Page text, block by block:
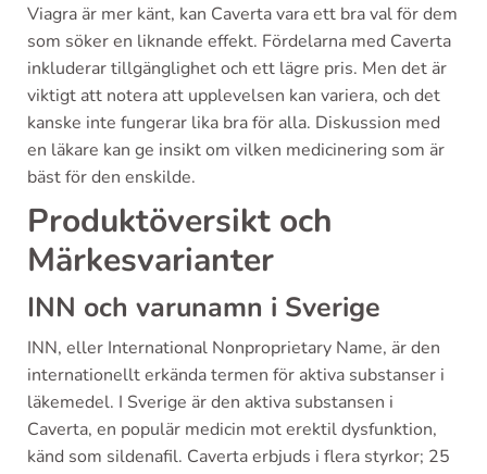
Viagra är mer känt, kan Caverta vara ett bra val för dem
som söker en liknande effekt. Fördelarna med Caverta
inkluderar tillgänglighet och ett lägre pris. Men det är
viktigt att notera att upplevelsen kan variera, och det
kanske inte fungerar lika bra för alla. Diskussion med
en läkare kan ge insikt om vilken medicinering som är
bäst för den enskilde.
Produktöversikt och
Märkesvarianter
INN och varunamn i Sverige
INN, eller International Nonproprietary Name, är den
internationellt erkända termen för aktiva substanser i
läkemedel. I Sverige är den aktiva substansen i
Caverta, en populär medicin mot erektil dysfunktion,
känd som sildenafil. Caverta erbjuds i flera styrkor; 25